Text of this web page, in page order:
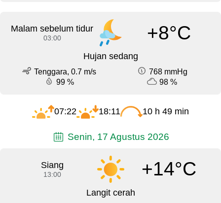
Malam sebelum tidur
03:00 +8°C
Hujan sedang
Tenggara, 0.7 m/s
768 mmHg
99 %
98 %
07:22 18:11 10 h 49 min
Senin, 17 Agustus 2026
Siang
13:00 +14°C
Langit cerah